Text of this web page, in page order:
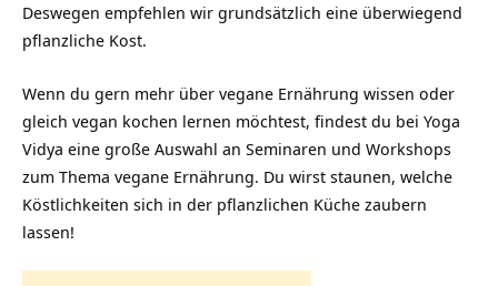
Deswegen empfehlen wir grundsätzlich eine überwiegend
pflanzliche Kost.
Wenn du gern mehr über vegane Ernährung wissen oder
gleich vegan kochen lernen möchtest, findest du bei Yoga
Vidya eine große Auswahl an Seminaren und Workshops
zum Thema vegane Ernährung. Du wirst staunen, welche
Köstlichkeiten sich in der pflanzlichen Küche zaubern
lassen!